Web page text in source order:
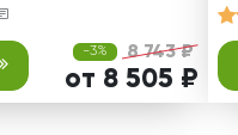
-3% 8 743 ₽
от 8 505 ₽